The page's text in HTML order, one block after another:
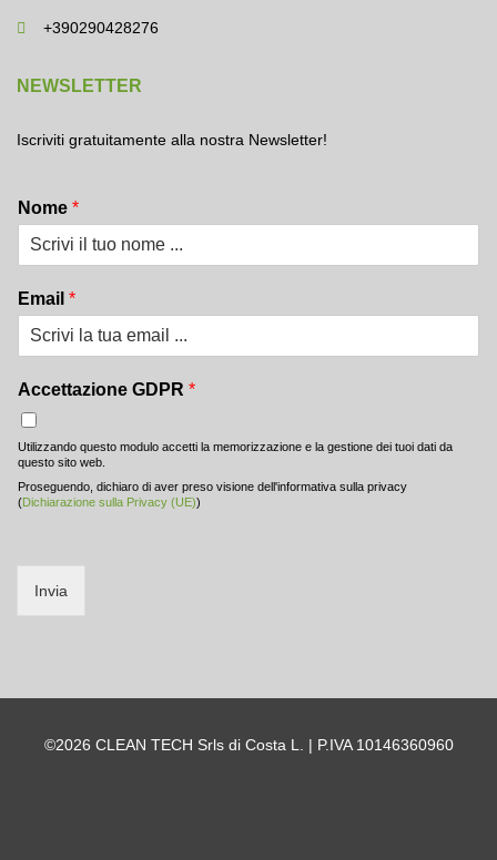
+390290428276
NEWSLETTER
Iscriviti gratuitamente alla nostra Newsletter!
Nome *
Email *
Accettazione GDPR *
Utilizzando questo modulo accetti la memorizzazione e la gestione dei tuoi dati da
questo sito web.
Proseguendo, dichiaro di aver preso visione dell'informativa sulla privacy
(Dichiarazione sulla Privacy (UE))
Invia
©2026 CLEAN TECH Srls di Costa L. | P.IVA 10146360960